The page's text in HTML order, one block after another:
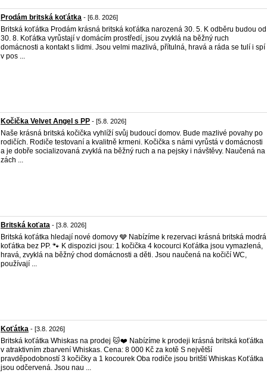
Prodám britská koťátka - [6.8. 2026]
Britská koťátka Prodám krásná britská koťátka narozená 30. 5. K odběru budou od
30. 8. Koťátka vyrůstají v domácím prostředí, jsou zvyklá na běžný ruch
domácnosti a kontakt s lidmi. Jsou velmi mazlivá, přítulná, hravá a ráda se tulí i spí
v pos ...
Kočička Velvet Angel s PP - [5.8. 2026]
Naše krásná britská kočička vyhlíží svůj budoucí domov. Bude mazlivé povahy po
rodičích. Rodiče testovaní a kvalitně krmeni. Kočička s námi vyrůstá v domácnosti
a je dobře socializovaná zvyklá na běžný ruch a na pejsky i návštěvy. Naučená na
zách ...
Britská koťata - [3.8. 2026]
Britská koťátka hledají nové domovy 🩶 Nabízíme k rezervaci krásná britská modrá
koťátka bez PP. 🐾 K dispozici jsou: 1 kočička 4 kocourci Koťátka jsou vymazlená,
hravá, zvyklá na běžný chod domácnosti a děti. Jsou naučená na kočičí WC,
používají ...
Koťátka - [3.8. 2026]
Britská koťátka Whiskas na prodej 🐱❤️ Nabízíme k prodeji krásná britská koťátka
v atraktivním zbarvení Whiskas. Cena: 8 000 Kč za kotě S největší
pravděpodobností 3 kočičky a 1 kocourek Oba rodiče jsou britští Whiskas Koťátka
jsou odčervená. Jsou nau ...